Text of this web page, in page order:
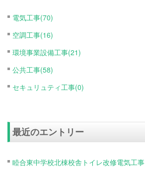
電気工事(70)
空調工事(16)
環境事業設備工事(21)
公共工事(58)
セキュリュティ工事(0)
最近のエントリー
睦合東中学校北棟校舎トイレ改修電気工事